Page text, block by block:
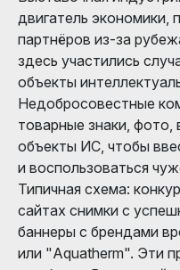
двигатель экономики,
партнёров из-за
здесь участились
объекты
Недобросовестные
товарные знаки, фото,
объекты ИС, чтобы
и воспользоваться
Типичная схема:
сайтах снимки с
баннеры с брендами
или "Aquatherm". Эти